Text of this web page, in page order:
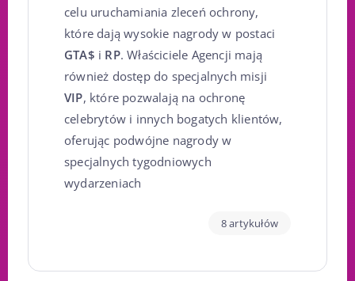
celu uruchamiania zleceń ochrony,
które dają wysokie nagrody w postaci
GTA$ i RP. Właściciele Agencji mają
również dostęp do specjalnych misji
VIP, które pozwalają na ochronę
celebrytów i innych bogatych klientów,
oferując podwójne nagrody w
specjalnych tygodniowych
wydarzeniach
8 artykułów